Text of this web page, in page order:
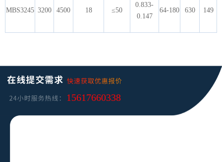
MBS3245 3200 4500 18 ≤50
0.833-
0.147
64-180 630 149
15617660338